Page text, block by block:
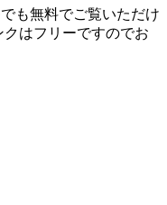
も無料でご覧いただけ
はフリーですのでお